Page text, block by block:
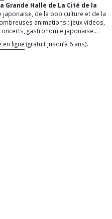
Grande Halle de La Cité de la
japonaise, de la pop culture et de la
animations : jeux vidéos,
gastronomie japonaise…
en ligne (gratuit jusqu’à 6 ans).